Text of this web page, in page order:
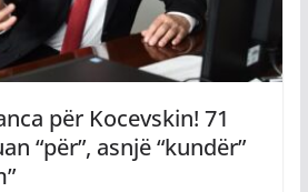
për Kocevskin! 71
“për”, asnjë “kundër”